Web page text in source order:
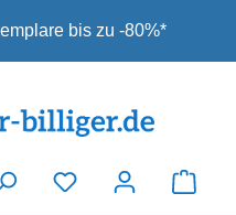
bis zu -80%*